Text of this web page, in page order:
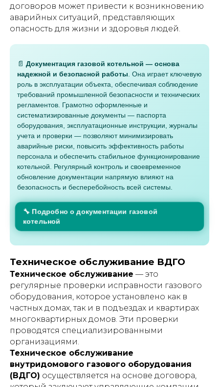
договоров может привести к возникновению
аварийных ситуаций, представляющих
опасность для жизни и здоровья людей.
📄 Документация газовой котельной — основа
надежной и безопасной работы . Она играет ключевую
роль в эксплуатации объекта, обеспечивая соблюдение
требований промышленной безопасности и технических
регламентов. Грамотно оформленные и
систематизированные документы — паспорта
оборудования, эксплуатационные инструкции, журналы
учета и проверки — позволяют минимизировать
аварийные риски, повысить эффективность работы
персонала и обеспечить стабильное функционирование
котельной. Регулярный контроль и своевременное
обновление документации напрямую влияют на
безопасность и бесперебойность всей системы.
🔧 Подробно о документации газовой
котельной
Техническое обслуживание ВДГО
Техническое обслуживание — это
регулярные проверки исправности газового
оборудования, которое установлено как в
частных домах, так и в подъездах и квартирах
многоквартирных домов. Эти проверки
проводятся специализированными
организациями.
Техническое обслуживание
внутридомового газового оборудования
(ВДГО) осуществляется на основе договора,